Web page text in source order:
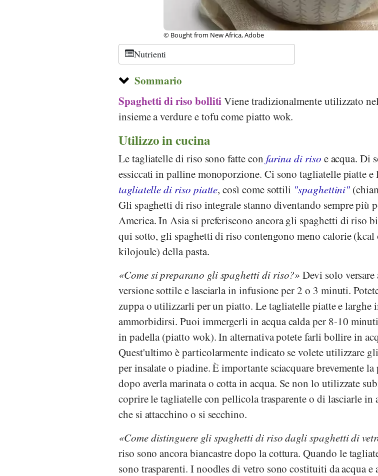
© Bought from New Africa, Adobe
Nutrienti
Sommario
Spaghetti di riso bollitiViene tradizionalmente utilizzato
insieme a verdure e tofu come piatto wok.
Utilizzo in cucina
Le tagliatelle di riso sono fatte con farina di riso e acqua. Di
essiccati in palline monoporzione. Ci sono tagliatelle piatte e
tagliatelle di riso piatte, così come sottili "spaghettini"
Gli spaghetti di riso integrale stanno diventando sempre più
America. In Asia si preferiscono ancora gli spaghetti di riso
qui sotto, gli spaghetti di riso contengono meno calorie (kcal
kilojoule) della pasta.
Come si preparano gli spaghetti di riso? Devi solo
versione sottile e lasciarla in infusione per 2 o 3 minuti.
zuppa o utilizzarli per un piatto. Le tagliatelle piatte e larghe
ammorbidirsi. Puoi immergerli in acqua calda per 8-10
in padella (piatto wok). In alternativa potete farli bollire in
Quest'ultimo è particolarmente indicato se volete utilizzare
per insalate o piadine. È importante sciacquare brevemente la
dopo averla marinata o cotta in acqua. Se non lo utilizzate
coprire le tagliatelle con pellicola trasparente o di lasciarle in
che si attacchino o si secchino.
Come distinguere gli spaghetti di riso dagli spaghetti di
riso sono ancora biancastre dopo la cottura. Quando le
sono trasparenti. I noodles di vetro sono costituiti da acqua